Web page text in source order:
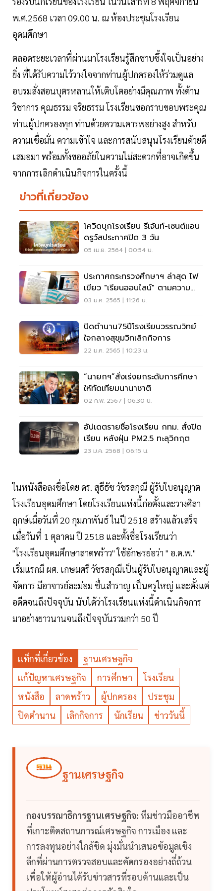
พ.ศ.2568 เวลา 09.00 น. ณ ห้องประชุมโรงเรียน
อุดมศึกษา
ตลอดระยะเวลาที่ผ่านมาโรงเรียนรู้สึกซาบซึ้งใจเป็นอย่าง
ยิ่ง ที่ได้รับความไว้วางใจจากท่านผู้ปกครองให้ร่วมดูแล
อบรมสั่งสอนบุตรหลานให้เติบโตอย่างมีคุณภาพ ทั้งด้าน
วิชาการ คุณธรรม จริยธรรม โรงเรียนขอกราบขอบพระคุณ
ท่านผู้ปกครองทุก ท่านด้วยความเคารพอย่างสูง สำหรับ
ความเชื่อมั่น ความเข้าใจ และการสนับสนุนโรงเรียนด้วยดี
เสมอมา พร้อมทั้งขออภัยในความไม่สะดวกที่อาจเกิดขึ้น
จากการเลิกดำเนินกิจการในครั้งนี้
ข่าวที่เกี่ยวข้อง
โควิดบุกโรงเรียน รีเจ้นท์-เซนต์แอน
ดรูว์สประกาศปิด 3 วัน
05 เม.ย. 2564 | 00:54 น.
ประกาศกระทรวงศึกษาฯ ล่าสุด ไฟ
เขียว "เรียนออนไลน์" ตามความ
เสี่ยงหลังปีใหม่
03 ม.ค. 2565 | 11:26 น.
ปิดตำนาน75ปีโรงเรียนวรรณวิทย์
ใจกลางสุขุมวิทเลิกกิจการ
22 ม.ค. 2565 | 10:23 น.
“นายกฯ”สั่งเร่งยกระดับการศึกษา
ให้ทัดเทียมนานาชาติ
02 ก.พ. 2567 | 06:30 น.
อัปเดตรายชื่อโรงเรียน กทม. สั่งปิด
เรียน หลังฝุ่น PM2.5 ทะลุวิกฤต
23 ม.ค. 2568 | 06:15 น.
ในหนังสือลงชื่อโดย ดร. สุธีธัช วัชรสกุณี ผู้รับใบอนุญาต
โรงเรียนอุดมศึกษา โดยโรงเรียนแห่งนี้ก่อตั้งและวางศิลา
ฤกษ์เมื่อวันที่ 20 กุมภาพันธ์ ในปี 2518 สร้างแล้วเสร็จ
เมื่อวันที่ 1 ตุลาคม ปี 2518 และตั้งชื่อโรงเรียนว่า
"โรงเรียนอุดมศึกษาลาดพร้าว" ใช้อักษรย่อว่า " อ.ด.พ."
เริ่มแรกมี ผศ. เกษมศรี วัชรสกุณีเป็นผู้รับใบอนุญาตและผู้
จัดการ มีอาจารย์ละม่อม ชื่นสำราญ เป็นครูใหญ่ และตั้งแต่
อดีตจนถึงปัจจุบัน นับได้ว่าโรงเรียนแห่งนี้ดำเนินกิจการ
มาอย่างยาวนานจนถึงปัจจุบันรวมกว่า 50 ปี
แท็กที่เกี่ยวข้อง
ฐานเศรษฐกิจ
แก้ปัญหาเศรษฐกิจ
การศึกษา
โรงเรียน
หนังสือ
ลาดพร้าว ผู้ปกครอง
ประชุม
ปิดตำนาน
เลิกกิจการ นักเรียน ข่าววันนี้
ฐานเศรษฐกิจ
กองบรรณาธิการฐานเศรษฐกิจ: ทีมข่าวมืออาชีพ
ที่เกาะติดสถานการณ์เศรษฐกิจ การเมือง และ
การลงทุนอย่างใกล้ชิด มุ่งมั่นนำเสนอข้อมูลเชิง
ลึกที่ผ่านการตรวจสอบและคัดกรองอย่างถี่ถ้วน
เพื่อให้ผู้อ่านได้รับข่าวสารที่รอบด้านและเป็น